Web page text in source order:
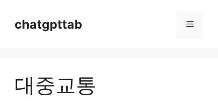
chatgpttab 메
대중교통